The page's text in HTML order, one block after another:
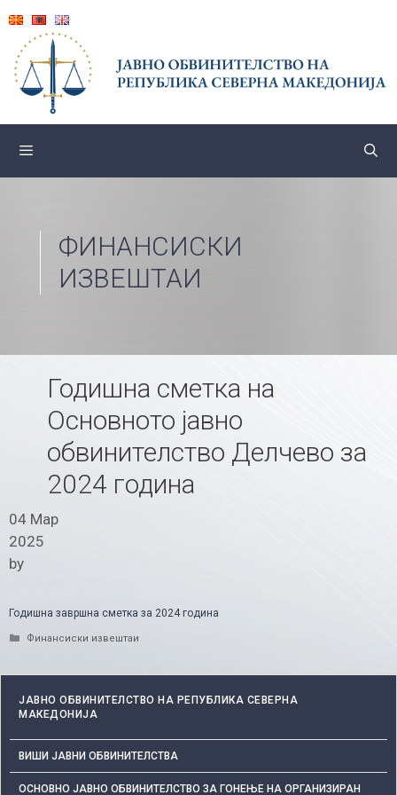
content
ФИНАНСИСКИ
ИЗВЕШТАИ
Годишна сметка на
Основното јавно
обвинителство Делчево за
2024 година
04 Мар
2025
by
Годишна завршна сметка за 2024 година
Categories
Финансиски извештаи
ЈАВНО ОБВИНИТЕЛСТВО НА РЕПУБЛИКА СЕВЕРНА
МАКЕДОНИЈА
ВИШИ ЈАВНИ ОБВИНИТЕЛСТВА
ОСНОВНО ЈАВНО ОБВИНИТЕЛСТВО ЗА ГОНЕЊЕ НА ОРГАНИЗИРАН